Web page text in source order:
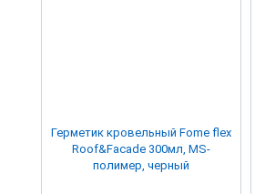
Герметик кровельный Fome flex
Roof&Facade 300мл, MS-
полимер, черный